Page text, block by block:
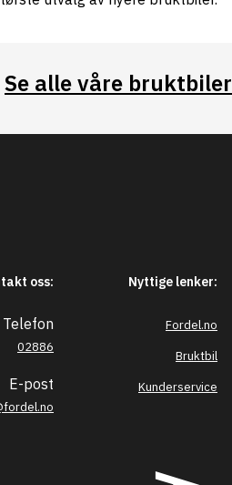
Se alle våre bruktbiler
oss:
Telefon
02886
E-post
Nyttige lenker:
Fordel.no
Bruktbil
Kunderservice